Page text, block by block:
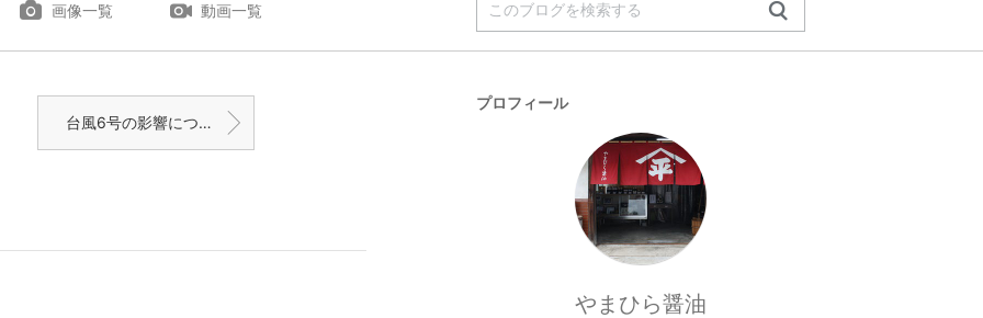
画像一覧 動画一覧
台風6号の影響について
プロフィール
やまひら醤油